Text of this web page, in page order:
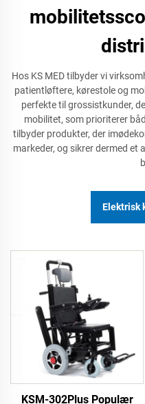
Hos KS MED tilbyder vi
patientløftere, kørestole og
perfekte til grossistkunder,
mobilitet, som prioriterer
tilbyder produkter, der
markeder, og sikrer dermed
Elektrisk
KSM-302Plus Populær